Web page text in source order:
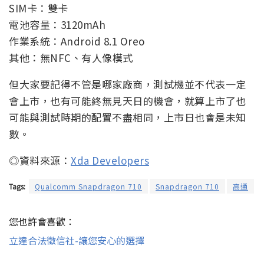
SIM卡：雙卡
電池容量：3120mAh
作業系統：Android 8.1 Oreo
其他：無NFC、有人像模式
但大家要記得不管是哪家廠商，測試機並不代表一定
會上市，也有可能終無見天日的機會，就算上市了也
可能與測試時期的配置不盡相同，上市日也會是未知
數。
◎資料來源： Xda Developers
Tags: Qualcomm Snapdragon 710 Snapdragon 710 高通
您也許會喜歡：
立達合法徵信社-讓您安心的選擇